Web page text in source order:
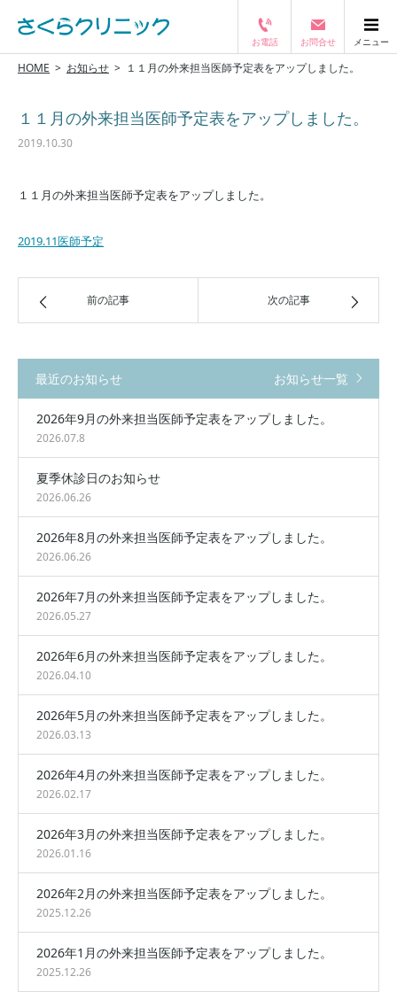
お電話 お問合せ メニュー
閉じる
HOME お知らせ １１月の外来担当医師予定表をアップしました。
１１月の外来担当医師予定表をアップしました。
2019.10.30
１１月の外来担当医師予定表をアップしました。
2019.11医師予定
前の記事 次の記事
最近のお知らせ お知らせ一覧
2026年9月の外来担当医師予定表をアップしました。
2026.07.8
夏季休診日のお知らせ
2026.06.26
2026年8月の外来担当医師予定表をアップしました。
2026.06.26
2026年7月の外来担当医師予定表をアップしました。
2026.05.27
2026年6月の外来担当医師予定表をアップしました。
2026.04.10
2026年5月の外来担当医師予定表をアップしました。
2026.03.13
2026年4月の外来担当医師予定表をアップしました。
2026.02.17
2026年3月の外来担当医師予定表をアップしました。
2026.01.16
2026年2月の外来担当医師予定表をアップしました。
2025.12.26
2026年1月の外来担当医師予定表をアップしました。
2025.12.26